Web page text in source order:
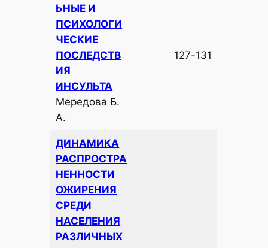
ЬНЫЕ И
ПСИХОЛОГИ
ЧЕСКИЕ
ПОСЛЕДСТВ
ИЯ
ИНСУЛЬТА
Мередова Б.
А.
127-131
ДИНАМИКА
РАСПРОСТРА
НЕННОСТИ
ОЖИРЕНИЯ
СРЕДИ
НАСЕЛЕНИЯ
РАЗЛИЧНЫХ